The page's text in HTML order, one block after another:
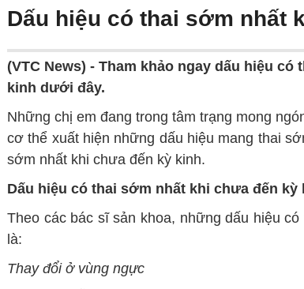
Dấu hiệu có thai sớm nhất
(VTC News) - Tham khảo ngay dấu hiệu có
kinh dưới đây.
Những chị em đang trong tâm trạng mong
cơ thể xuất hiện những dấu hiệu mang thai
sớm nhất khi chưa đến kỳ kinh.
Dấu hiệu có thai sớm nhất khi chưa đến kỳ
Theo các bác sĩ sản khoa, những dấu hiệu
là:
Thay đổi ở vùng ngực